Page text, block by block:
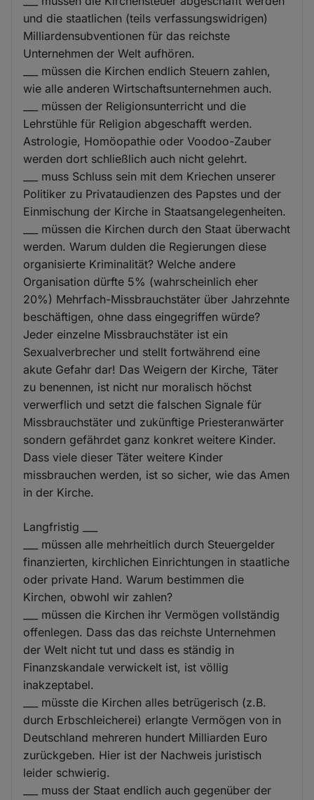
und die staatlichen (teils verfassungswidrigen)
Milliardensubventionen für das reichste
Unternehmen der Welt aufhören.
___ müssen die Kirchen endlich Steuern zahlen,
wie alle anderen Wirtschaftsunternehmen auch.
___ müssen der Religionsunterricht und die
Lehrstühle für Religion abgeschafft werden.
Astrologie, Homöopathie oder Voodoo-Zauber
werden dort schließlich auch nicht gelehrt.
___ muss Schluss sein mit dem Kriechen unserer
Politiker zu Privataudienzen des Papstes und der
Einmischung der Kirche in Staatsangelegenheiten.
___ müssen die Kirchen durch den Staat überwacht
werden. Warum dulden die Regierungen diese
organisierte Kriminalität? Welche andere
Organisation dürfte 5% (wahrscheinlich eher
20%) Mehrfach-Missbrauchstäter über Jahrzehnte
beschäftigen, ohne dass eingegriffen würde?
Jeder einzelne Missbrauchstäter ist ein
Sexualverbrecher und stellt fortwährend eine
akute Gefahr dar! Das Weigern der Kirche, Täter
zu benennen, ist nicht nur moralisch höchst
verwerflich und setzt die falschen Signale für
Missbrauchstäter und zukünftige Priesteranwärter
sondern gefährdet ganz konkret weitere Kinder.
Dass viele dieser Täter weitere Kinder
missbrauchen werden, ist so sicher, wie das Amen
in der Kirche.
Langfristig ___
___ müssen alle mehrheitlich durch Steuergelder
finanzierten, kirchlichen Einrichtungen in staatliche
oder private Hand. Warum bestimmen die
Kirchen, obwohl wir zahlen?
___ müssen die Kirchen ihr Vermögen vollständig
offenlegen. Dass das das reichste Unternehmen
der Welt nicht tut und dass es ständig in
Finanzskandale verwickelt ist, ist völlig
inakzeptabel.
___ müsste die Kirchen alles betrügerisch (z.B.
durch Erbschleicherei) erlangte Vermögen von in
Deutschland mehreren hundert Milliarden Euro
zurückgeben. Hier ist der Nachweis juristisch
leider schwierig.
___ muss der Staat endlich auch gegenüber der